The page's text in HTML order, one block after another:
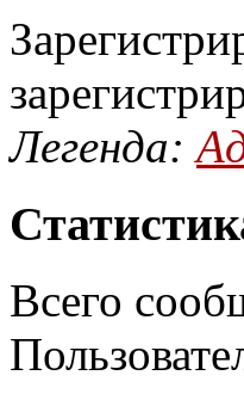
Легенда:
Всего